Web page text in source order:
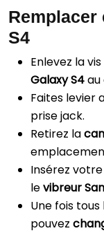
Remplacer
S4
Enlevez la
Galaxy S4au
Faites levier
prise jack.
Retirez la
Insérez
levibreur
Une fois
pouvez